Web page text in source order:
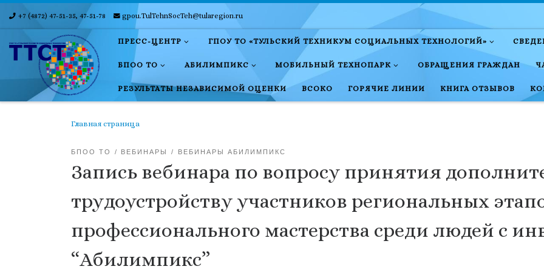
Skip to content
+7 (4872) 47-51-35, 47-51-78 gpou.TulTehnSocTeh@tularegion.ru
ПРЕСС-ЦЕНТР ГПОУ ТО «ТУЛЬСКИЙ ТЕХНИКУМ СОЦИАЛЬНЫХ ТЕХНОЛОГИЙ»
БПОО ТО АБИЛИМПИКС МОБИЛЬНЫЙ ТЕХНОПАРК ОБРАЩЕНИЯ ГРАЖДАН
РЕЗУЛЬТАТЫ НЕЗАВИСИМОЙ ОЦЕНКИ ВСОКО ГОРЯЧИЕ ЛИНИИ КНИГА ОТЗЫВОВ
Главная страница
БПОО ТО ВЕБИНАРЫ ВЕБИНАРЫ АБИЛИМПИКС
Запись вебинара по вопросу принятия
трудоустройству участников региональных
профессионального мастерства среди людей с
“Абилимпикс”